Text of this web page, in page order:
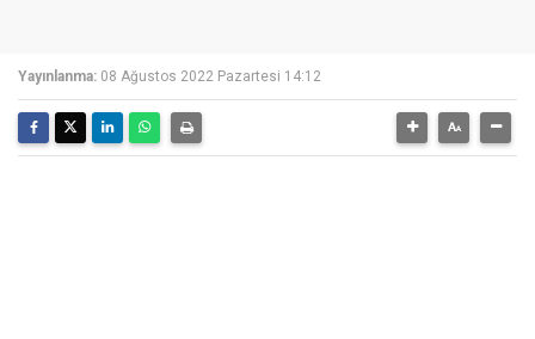
Yayınlanma: 08 Ağustos 2022 Pazartesi 14:12